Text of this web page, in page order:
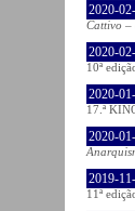
2020-
Cattivo –
2020-
10ª
2020-
17.ª
2020-
2019-
11ª